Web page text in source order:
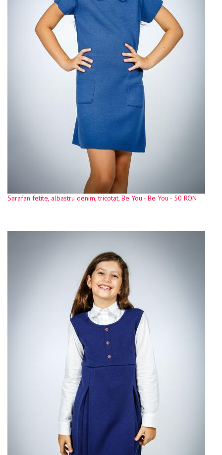
Sarafan fetite, albastru denim, tricotat, Be You - Be You - 50 RON